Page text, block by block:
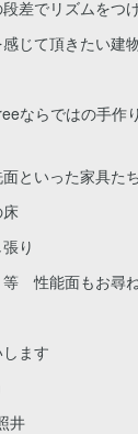
差でリズムをつ
じて頂きたい建物
ならではの手作
といった家具たち
床
り
性能面もお尋
ます
井